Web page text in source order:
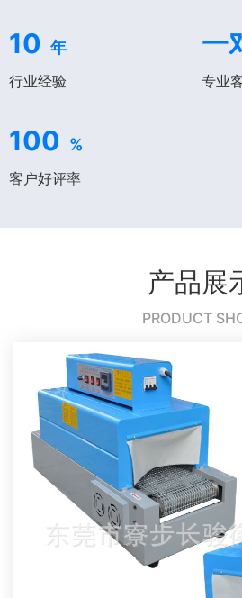
10 年
行业经验
一
专业
100 %
客户好评率
产品展
PRODUCT